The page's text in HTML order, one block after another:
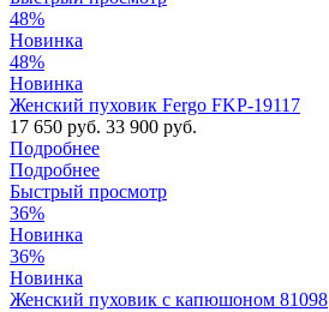
48%
Новинка
48%
Новинка
Женский пуховик Fergo FKP-19117
17 650 руб. 33 900 руб.
Подробнее
Подробнее
Быстрый просмотр
36%
Новинка
36%
Новинка
Женский пуховик с капюшоном 81098